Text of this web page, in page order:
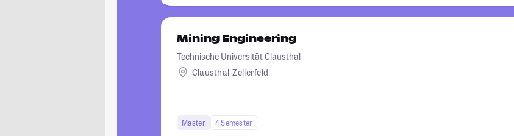
Mining Engineering
Technische Universität Clausthal
Clausthal-Zellerfeld
Master 4 Semester